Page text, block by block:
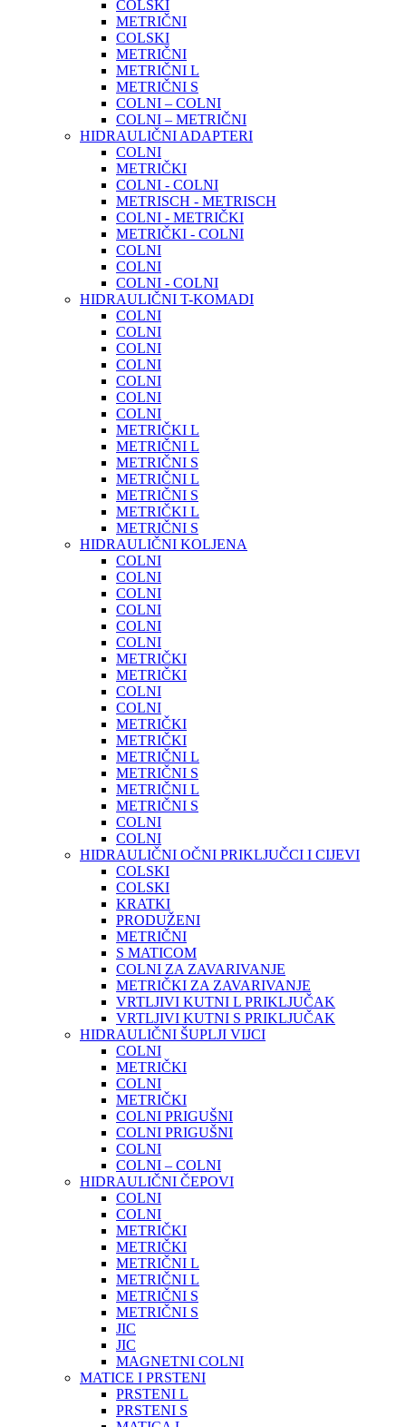
COLSKI
METRIČNI
COLSKI
METRIČNI
METRIČNI L
METRIČNI S
COLNI – COLNI
COLNI – METRIČNI
HIDRAULIČNI ADAPTERI
COLNI
METRIČKI
COLNI - COLNI
METRISCH - METRISCH
COLNI - METRIČKI
METRIČKI - COLNI
COLNI
COLNI
COLNI - COLNI
HIDRAULIČNI T-KOMADI
COLNI
COLNI
COLNI
COLNI
COLNI
COLNI
COLNI
METRIČKI L
METRIČNI L
METRIČNI S
METRIČNI L
METRIČNI S
METRIČKI L
METRIČNI S
HIDRAULIČNI KOLJENA
COLNI
COLNI
COLNI
COLNI
COLNI
COLNI
METRIČKI
METRIČKI
COLNI
COLNI
METRIČKI
METRIČKI
METRIČNI L
METRIČNI S
METRIČNI L
METRIČNI S
COLNI
COLNI
HIDRAULIČNI OČNI PRIKLJUČCI I CIJEVI
COLSKI
COLSKI
KRATKI
PRODUŽENI
METRIČNI
S MATICOM
COLNI ZA ZAVARIVANJE
METRIČKI ZA ZAVARIVANJE
VRTLJIVI KUTNI L PRIKLJUČAK
VRTLJIVI KUTNI S PRIKLJUČAK
HIDRAULIČNI ŠUPLJI VIJCI
COLNI
METRIČKI
COLNI
METRIČKI
COLNI PRIGUŠNI
COLNI PRIGUŠNI
COLNI
COLNI – COLNI
HIDRAULIČNI ČEPOVI
COLNI
COLNI
METRIČKI
METRIČKI
METRIČNI L
METRIČNI L
METRIČNI S
METRIČNI S
JIC
JIC
MAGNETNI COLNI
MATICE I PRSTENI
PRSTENI L
PRSTENI S